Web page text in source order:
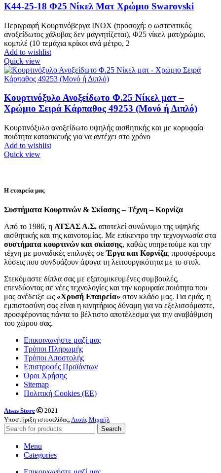
Κ44-25-18 Φ25 Νίκελ Ματ Χρώμιο Swarovski
Περιγραφή Κουρτινόβεργα ΙΝΟΧ (προσοχή: ο ωστενιτικός
ανοξείδωτος χάλυβας δεν μαγνητίζεται), Φ25 νίκελ ματ/χρώμιο,
κομπλέ (10 τεμάχια κρίκοι ανά μέτρο, 2
Add to wishlist
Quick view
Κουρτινόξυλο Ανοξείδωτο Φ.25 Νίκελ ματ –
Χρώμιο Σειρά Κάρπαθος 49253 (Μονό ή Διπλό)
Κουρτινόξυλο ανοξείδωτο υψηλής αισθητικής και με κορυφαία
ποιότητα κατασκευής για να αντέχει στο χρόνο
Add to wishlist
Quick view
Η εταιρεία μας
Συστήματα Κουρτινών & Σκίασης – Τέχνη – Κορνίζα
Από το 1986, η ΑΤΣΑΣ Α.Σ. αποτελεί συνώνυμο της υψηλής
αισθητικής και της καινοτομίας. Με επίκεντρο την τεχνογνωσία στα
συστήματα κουρτινών και σκίασης, καθώς υπηρετούμε και την
τέχνη με μοναδικές επιλογές σεΈργα και Κορνίζα, προσφέρουμε
λύσεις που συνδυάζουν άψογα τη λειτουργικότητα με το στυλ.
Στεκόμαστε δίπλα σας με εξατομικευμένες συμβουλές,
επενδύοντας σε νέες τεχνολογίες και την κορυφαία ποιότητα που
μας ανέδειξε ως «Χρυσή Εταιρεία» στον κλάδο μας. Για εμάς, η
εμπιστοσύνη σας είναι η κινητήριος δύναμη για να εξελισσόμαστε,
προσφέροντας πάντα το βέλτιστο αποτέλεσμα για την αναβάθμιση
του χώρου σας.
Επικοινωνήστε μαζί μας
Τρόποι Πληρωμής
Τρόποι Αποστολής
Επιστροφές Προϊόντων
Όροι Χρήσης
Sitemap
Πολιτική Cookies (ΕΕ)
Atsas Store
2021
Υποστήριξη ιστοσελίδας,Ατσάς Μιχαήλ
Search
Menu
Categories